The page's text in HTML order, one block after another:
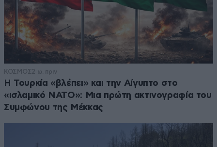
ΚΟΣΜΟΣ2 ω. πριν
Η Τουρκία «βλέπει» και την Αίγυπτο στο
«ισλαμικό ΝΑΤΟ»: Μια πρώτη ακτινογραφία του
Συμφώνου της Μέκκας